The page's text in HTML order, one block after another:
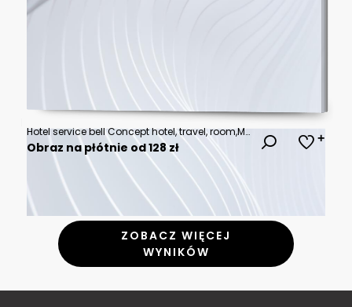
Hotel service bell Concept hotel, travel, room,Modern luxury hotel reception counter desk on background.
Obraz na płótnie od 128 zł
ZOBACZ WIĘCEJ
WYNIKÓW